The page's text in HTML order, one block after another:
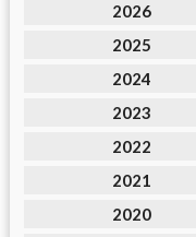
2026
2025
2024
2023
2022
2021
2020